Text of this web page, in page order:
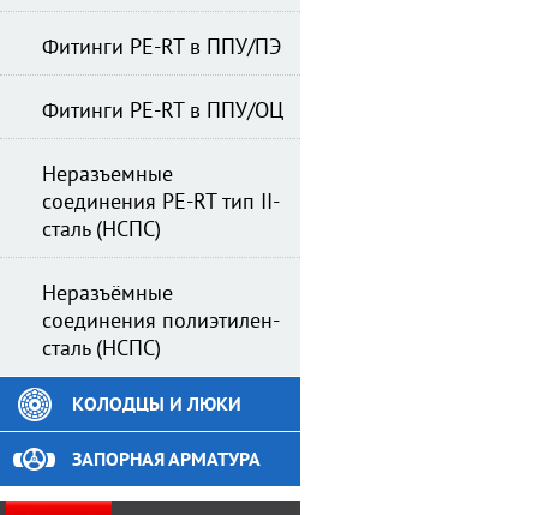
Фитинги PE-RT в ППУ/ПЭ
Фитинги PE-RT в ППУ/ОЦ
Неразъемные
соединения PE-RT тип II-
сталь (НСПС)
Неразъёмные
соединения полиэтилен-
сталь (НСПС)
КОЛОДЦЫ И ЛЮКИ
ЗАПОРНАЯ АРМАТУРА